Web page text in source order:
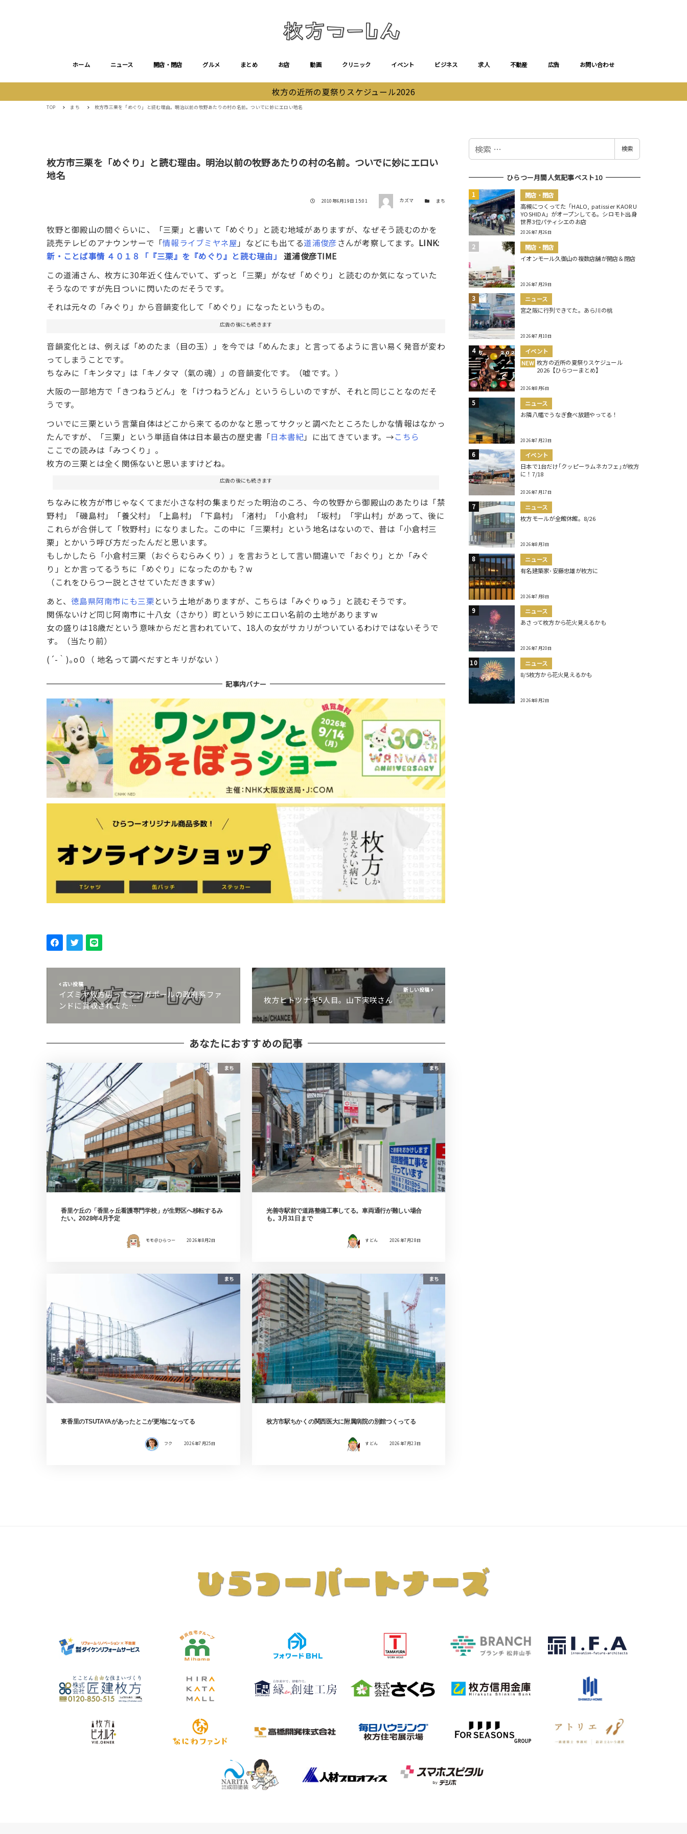
ホーム ニュース 開店・閉店 グルメ まとめ お店 動画 クリニック イベント ビジネス 求人 不動産 広告 お問い合わせ
枚方の近所の夏祭りスケジュール2026
TOP まち 枚方市三栗を「めぐり」と読む理由。明治以前の牧野あたりの村の名前。ついでに妙にエロい地名
枚方市三栗を「めぐり」と読む理由。明治以前の牧野あたりの村の名前。ついでに妙にエロい
地名
投稿日
2010年6月19日 15:01 著者 カズマ カテゴリー
まち
牧野と御殿山の間ぐらいに、「三栗」と書いて「めぐり」と読む地域がありますが、なぜそう読むのかを
読売テレビのアナウンサーで「情報ライブミヤネ屋 」などにも出てる道浦俊彦さんが考察してます。 LINK:
新・ことば事情 ４０１８「『三栗』を『めぐり』と読む理由」
道浦俊彦TIME
この道浦さん、枚方に30年近く住んでいて、ずっと「三栗」がなぜ「めぐり」と読むのか気になっていた
そうなのですが先日ついに閃いたのだそうです。
それは元々の「みぐり」から音韻変化して「めぐり」になったというもの。
広告の後にも続きます
音韻変化とは、例えば「めのたま（目の玉）」を今では「めんたま」と言ってるように言い易く発音が変わ
ってしまうことです。
ちなみに「キンタマ」は「キノタマ（氣の魂）」の音韻変化です。（嘘です。）
大阪の一部地方で「きつねうどん」を「けつねうどん」というらしいのですが、それと同じことなのだそ
うです。
ついでに三栗という言葉自体はどこから来てるのかなと思ってサクッと調べたところたしかな情報はなかっ
たんですが、「三栗」という単語自体は日本最古の歴史書「日本書紀」に出てきています。→こちら
ここでの読みは「みつくり」。
枚方の三栗とは全く関係ないと思いますけどね。
広告の後にも続きます
ちなみに枚方が市じゃなくてまだ小さな村の集まりだった明治のころ、今の牧野から御殿山のあたりは「禁
野村」「磯島村」「養父村」「上島村」「下島村」「渚村」「小倉村」「坂村」「宇山村」があって、後に
これらが合併して「牧野村」になりました。この中に「三栗村」という地名はないので、昔は「小倉村三
栗」とかいう呼び方だったんだと思います。
もしかしたら「小倉村三栗（おぐらむらみくり）」を言おうとして言い間違いで「おぐり」とか「みぐ
り」とか言ってるうちに「めぐり」になったのかも？w
（これをひらつー説とさせていただきますw）
あと、徳島県阿南市にも三栗という土地がありますが、こちらは「みぐりゅう」と読むそうです。
関係ないけど同じ阿南市に十八女（さかり）町という妙にエロい名前の土地がありますw
女の盛りは18歳だという意味からだと言われていて、18人の女がサカリがついているわけではないそうで
す。（当たり前）
(´-｀)｡o０（ 地名って調べだすとキリがない ）
記事内バナー
古い投稿
イズミヤ枚方店ってシンガポールの政府系ファ
ンドに買収されてた…
新しい投稿
枚方ヒトツナギ5人目。山下実咲さん
あなたにおすすめの記事
まち
香里ケ丘の「香里ヶ丘看護専門学校」が生野区へ移転するみ
たい。2028年4月予定
モモ＠ひらつー 2026年8月2日
まち
光善寺駅前で道路整備工事してる。車両通行が難しい場合
も。3月31日まで
すどん 2026年7月28日
まち
東香里のTSUTAYAがあったとこが更地になってる
フク 2026年7月25日
まち
枚方市駅ちかくの関西医大に附属病院の別館つくってる
すどん 2026年7月23日
検
検索
ひらつー月間人気記事ベスト10
開店・閉店
高槻につくってた「HALO, patissier KAORU
YOSHIDA」がオープンしてる。シロモト出身
世界3位パティシエのお店
2026年7月26日
開店・閉店
イオンモール久御山の複数店舗が開店＆閉店
2026年7月29日
ニュース
宮之阪に行列できてた。あら川の桃
2026年7月10日
イベント
NEW 枚方の近所の夏祭りスケジュール
2026【ひらつーまとめ】
2026年8月6日
ニュース
お隣八幡でうなぎ食べ放題やってる！
2026年7月23日
イベント
日本で1台だけ｢クッピーラムネカフェ｣が枚方
に！7/18
2026年7月17日
ニュース
枚方モールが全館休館。8/26
2026年8月3日
ニュース
有名建築家･安藤忠雄が枚方に
2026年7月8日
ニュース
あさって枚方から花火見えるかも
2026年7月20日
ニュース
8/5枚方から花火見えるかも
2026年8月2日